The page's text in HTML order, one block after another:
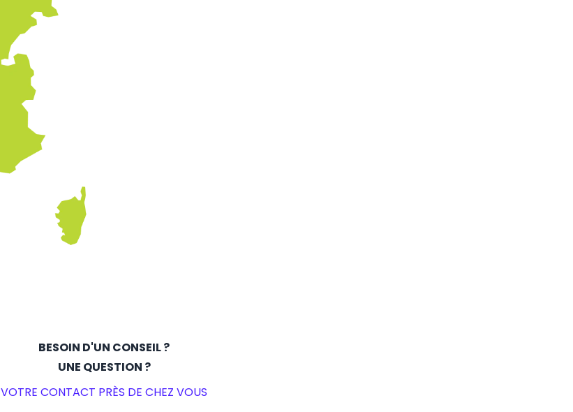
BESOIN D'UN CONSEIL ?
UNE QUESTION ?
VOTRE CONTACT PRÈS DE CHEZ VOUS